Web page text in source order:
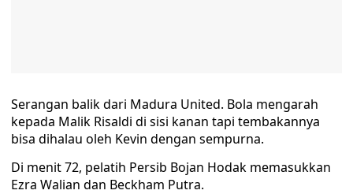
Serangan balik dari Madura United. Bola mengarah
kepada Malik Risaldi di sisi kanan tapi tembakannya
bisa dihalau oleh Kevin dengan sempurna.
Di menit 72, pelatih Persib Bojan Hodak memasukkan
Ezra Walian dan Beckham Putra.